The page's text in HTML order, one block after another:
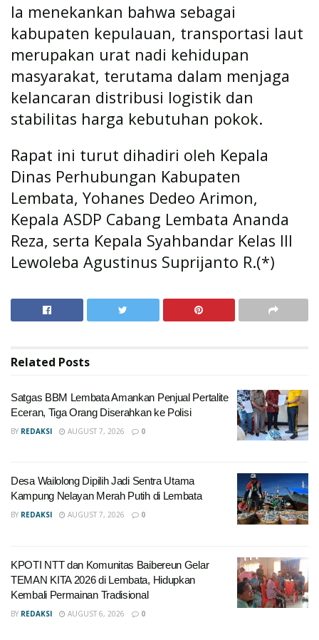
Ia menekankan bahwa sebagai
kabupaten kepulauan, transportasi laut
merupakan urat nadi kehidupan
masyarakat, terutama dalam menjaga
kelancaran distribusi logistik dan
stabilitas harga kebutuhan pokok.
Rapat ini turut dihadiri oleh Kepala
Dinas Perhubungan Kabupaten
Lembata, Yohanes Dedeo Arimon,
Kepala ASDP Cabang Lembata Ananda
Reza, serta Kepala Syahbandar Kelas III
Lewoleba Agustinus Suprijanto R.(*)
Related Posts
Satgas BBM Lembata Amankan Penjual Pertalite
Eceran, Tiga Orang Diserahkan ke Polisi
BY REDAKSI AUGUST 7, 2026 0
Desa Wailolong Dipilih Jadi Sentra Utama
Kampung Nelayan Merah Putih di Lembata
BY REDAKSI AUGUST 7, 2026 0
KPOTI NTT dan Komunitas Baibereun Gelar
TEMAN KITA 2026 di Lembata, Hidupkan
Kembali Permainan Tradisional
BY REDAKSI AUGUST 6, 2026 0